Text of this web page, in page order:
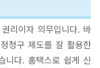
리이자 의무입니다. 바
청구 제도를 잘 활용한
니다. 홈택스로 쉽게 신